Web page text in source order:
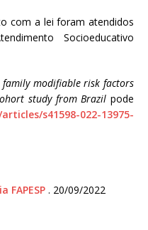
com a lei foram atendidos
Socioeducativo
modifiable risk factors
study from Brazil pode
s41598-022-13975-
FAPESP . 20/09/2022